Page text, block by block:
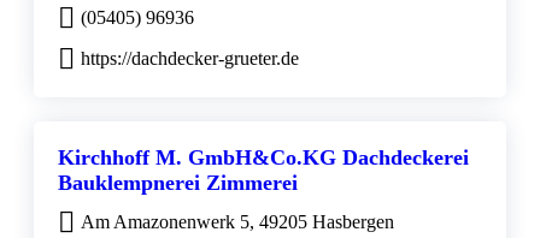
(05405) 96936
https://dachdecker-grueter.de
Kirchhoff M. GmbH&Co.KG Dachdeckerei
Bauklempnerei Zimmerei
Am Amazonenwerk 5, 49205 Hasbergen